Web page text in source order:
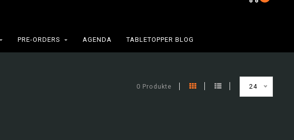
PRE-ORDERS AGENDA TABLETOPPER BLOG
0 Produkte 24